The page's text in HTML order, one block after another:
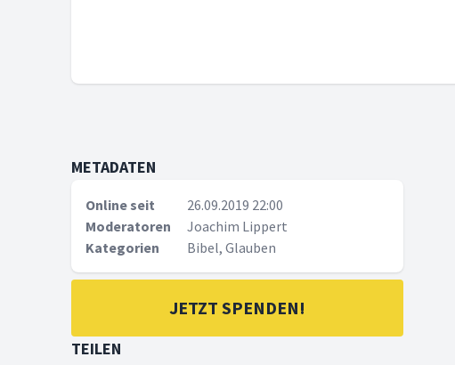
METADATEN
Online seit
26.09.2019 22:00
Moderatoren
Joachim Lippert
Kategorien
Bibel, Glauben
JETZT SPENDEN!
TEILEN